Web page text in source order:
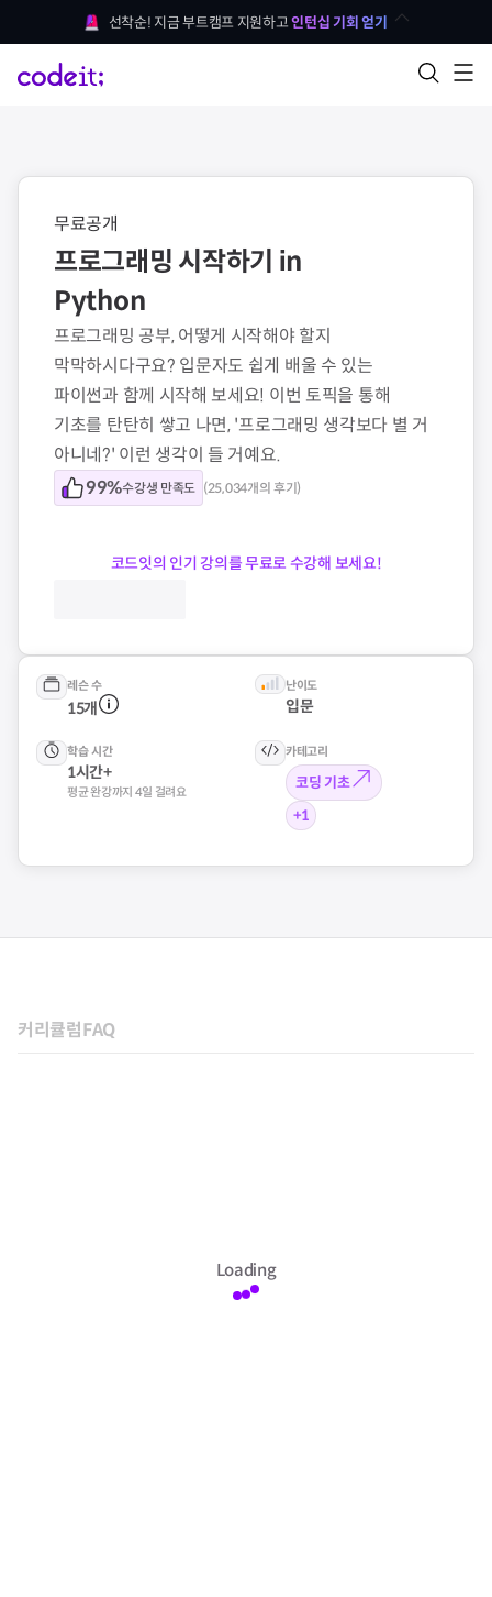
선착순! 지금 부트캠프 지원하고 인턴십 기회 얻기
무료공개
프로그래밍 시작하기 in
Python
프로그래밍 공부, 어떻게 시작해야 할지
막막하시다구요? 입문자도 쉽게 배울 수 있는
파이썬과 함께 시작해 보세요! 이번 토픽을 통해
기초를 탄탄히 쌓고 나면, '프로그래밍 생각보다 별 거
아니네?' 이런 생각이 들 거예요.
99%수강생 만족도 (25,034개의 후기)
코드잇의 인기 강의를 무료로 수강해 보세요!
레슨 수
15개
난이도
입문
학습 시간
1시간+
평균 완강까지 4일 걸려요
카테고리
코딩 기초
+1
커리큘럼FAQ
Loading